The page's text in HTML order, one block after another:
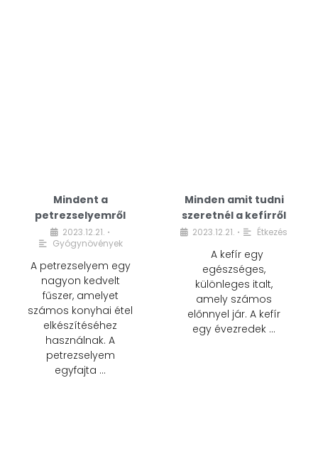
Mindent a
petrezselyemről
2023.12.21. •
Gyógynövények
A petrezselyem egy
nagyon kedvelt
fűszer, amelyet
számos konyhai étel
elkészítéséhez
használnak. A
petrezselyem
egyfajta …
Minden amit tudni
szeretnél a kefírről
2023.12.21. • Étkezés
A kefír egy
egészséges,
különleges italt,
amely számos
előnnyel jár. A kefír
egy évezredek …